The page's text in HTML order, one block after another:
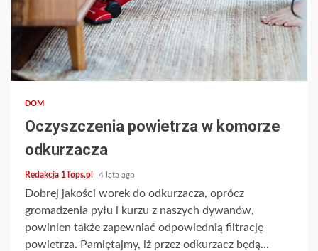
2 min read
DOM
Oczyszczenia powietrza w komorze
odkurzacza
Redakcja 1Tops.pl 4 lata ago
Dobrej jakości worek do odkurzacza, oprócz
gromadzenia pyłu i kurzu z naszych dywanów,
powinien także zapewniać odpowiednią filtrację
powietrza. Pamiętajmy, iż przez odkurzacz będą...